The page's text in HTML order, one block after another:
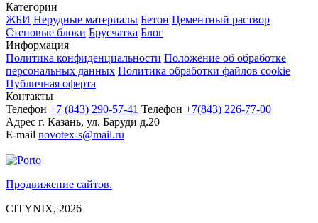
Категории
ЖБИ Нерудные материалы Бетон Цементный раствор
Стеновые блоки Брусчатка Блог
Информация
Политика конфиденциальности Положение об обработке
персональных данных Политика обработки файлов cookie
Публичная оферта
Контакты
Телефон +7 (843) 290-57-41 Телефон +7(843) 226-77-00
Адрес г. Казань, ул. Баруди д.20
E-mail novotex-s@mail.ru
Продвижение сайтов.
CITYNIX, 2026